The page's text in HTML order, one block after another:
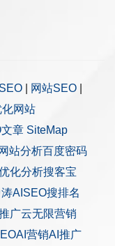
网站SEO
化网站
章 SiteMap
网站分析百度密码
化分析搜客宝
AISEO搜排名
广云无限营销
AI营销AI推广